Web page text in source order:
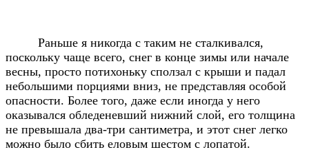
Раньше я никогда с таким не сталкивался,
поскольку чаще всего, снег в конце зимы или начале
весны, просто потихоньку сползал с крыши и падал
небольшими порциями вниз, не представляя особой
опасности. Более того, даже если иногда у него
оказывался обледеневший нижний слой, его толщина
не превышала два-три сантиметра, и этот снег легко
можно было сбить еловым шестом с лопатой.